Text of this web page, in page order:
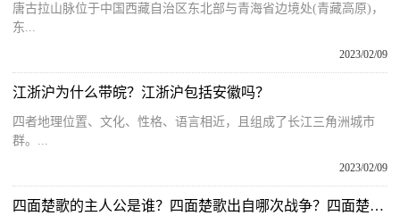
唐古拉山脉位于中国西藏自治区东北部与青海省边境处(青藏高原)，
东...
2023/02/09
江浙沪为什么带皖？江浙沪包括安徽吗？
四者地理位置、文化、性格、语言相近，且组成了长江三角洲城市
群。...
2023/02/09
四面楚歌的主人公是谁？四面楚歌出自哪次战争？四面楚歌出处和含义